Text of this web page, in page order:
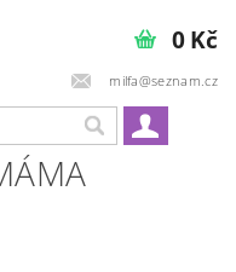
milfa@seznam.cz
0 Kč